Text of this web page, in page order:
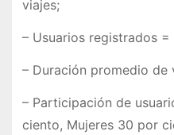
viajes;
– Usuarios registrados =
– Duración promedio de
– Participación de
ciento, Mujeres 30 por